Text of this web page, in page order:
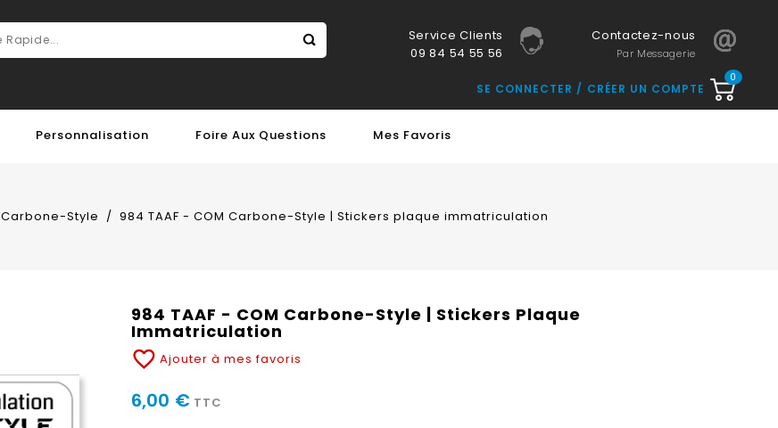
Service Clients
09 84 54 55 56
Contactez-nous
Par Messagerie
0
SE CONNECTER CRÉER UN COMPTE
Personnalisation Foire Aux Questions Mes Favoris
Carbone-Style 984 TAAF - COM Carbone-Style | Stickers plaque immatriculation
984 TAAF - COM Carbone-Style | Stickers Plaque
Immatriculation
favorite_border Ajouter à mes favoris
6,00 € TTC